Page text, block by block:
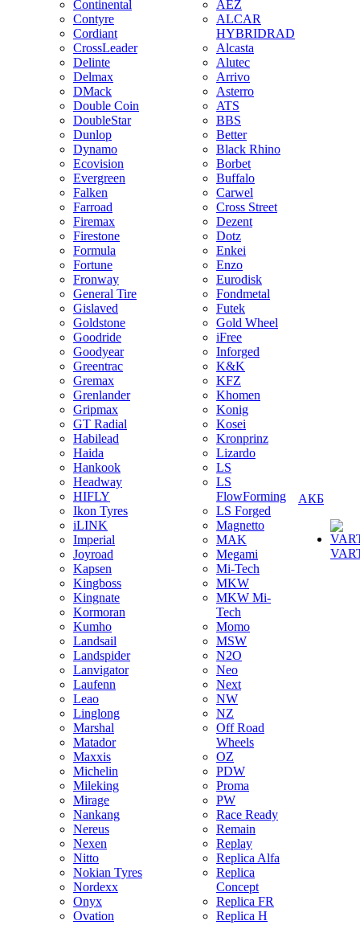
Continental
Contyre
Cordiant
CrossLeader
Delinte
Delmax
DMack
Double Coin
DoubleStar
Dunlop
Dynamo
Ecovision
Evergreen
Falken
Farroad
Firemax
Firestone
Formula
Fortune
Fronway
General Tire
Gislaved
Goldstone
Goodride
Goodyear
Greentrac
Gremax
Grenlander
Gripmax
GT Radial
Habilead
Haida
Hankook
Headway
HIFLY
Ikon Tyres
iLINK
Imperial
Joyroad
Kapsen
Kingboss
Kingnate
Kormoran
Kumho
Landsail
Landspider
Lanvigator
Laufenn
Leao
Linglong
Marshal
Matador
Maxxis
Michelin
Mileking
Mirage
Nankang
Nereus
Nexen
Nitto
Nokian Tyres
Nordexx
Onyx
Ovation
AEZ
ALCAR
HYBRIDRAD
Alcasta
Alutec
Arrivo
Asterro
ATS
BBS
Better
Black Rhino
Borbet
Buffalo
Carwel
Cross Street
Dezent
Dotz
Enkei
Enzo
Eurodisk
Fondmetal
Futek
Gold Wheel
iFree
Inforged
K&K
KFZ
Khomen
Konig
Kosei
Kronprinz
Lizardo
LS
LS
FlowForming
LS Forged
Magnetto
MAK
Megami
Mi-Tech
MKW
MKW Mi-
Tech
Momo
MSW
N2O
Neo
Next
NW
NZ
Off Road
Wheels
OZ
PDW
Proma
PW
Race Ready
Remain
Replay
Replica Alfa
Replica
Concept
Replica FR
Replica H
АКБ